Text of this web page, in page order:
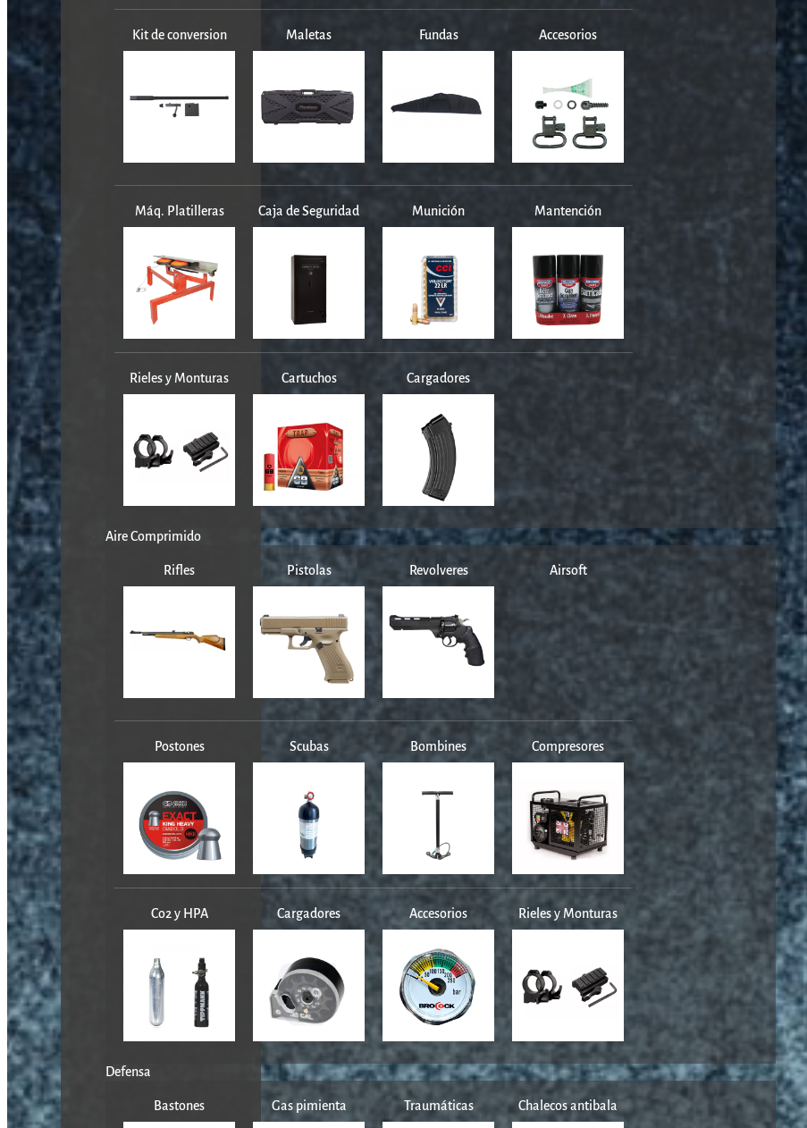
Kit de conversion Maletas Fundas Accesorios
Máq. Platilleras Caja de Seguridad Munición Mantención
Rieles y Monturas Cartuchos Cargadores
Aire Comprimido
Rifles Pistolas Revolveres Airsoft
Postones Scubas Bombines Compresores
Co2 y HPA Cargadores Accesorios Rieles y Monturas
Defensa
Bastones Gas pimienta Traumáticas Chalecos antibala